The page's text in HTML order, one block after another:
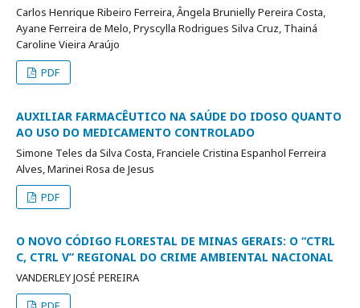
Carlos Henrique Ribeiro Ferreira, Ângela Brunielly Pereira Costa,
Ayane Ferreira de Melo, Pryscylla Rodrigues Silva Cruz, Thainá
Caroline Vieira Araújo
PDF
AUXILIAR FARMACÊUTICO NA SAÚDE DO IDOSO QUANTO
AO USO DO MEDICAMENTO CONTROLADO
Simone Teles da Silva Costa, Franciele Cristina Espanhol Ferreira
Alves, Marinei Rosa de Jesus
PDF
O NOVO CÓDIGO FLORESTAL DE MINAS GERAIS: O “CTRL
C, CTRL V” REGIONAL DO CRIME AMBIENTAL NACIONAL
VANDERLEY JOSÉ PEREIRA